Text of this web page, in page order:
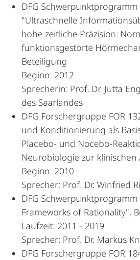
DFG Schwerpunktprogramm
"Ultraschnelle
hohe zeitliche Präzision:
funktionsgestörte
Beteiligung
Beginn: 2012
Sprecherin: Prof. Dr. Jutta
des Saarlandes
DFG Forschergruppe FOR
und Konditionierung als
Placebo- und Nocebo-
Neurobiologie zur klinischen
Beginn: 2010
Sprecher: Prof. Dr. Winfried
DFG Schwerpunktprogramm
Frameworks of Rationality",
Laufzeit: 2011 - 2019
Sprecher: Prof. Dr. Markus
DFG Forschergruppe FOR